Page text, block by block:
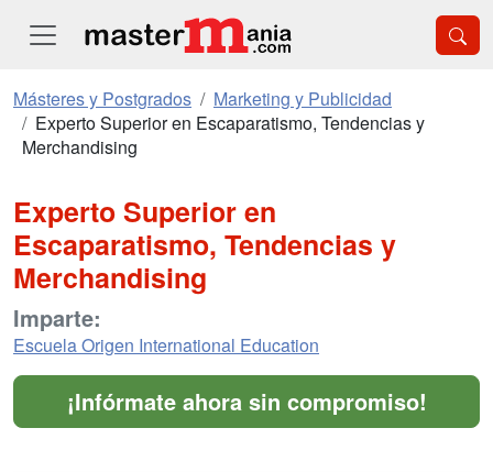
Másteres y Postgrados
Marketing y Publicidad
Experto Superior en Escaparatismo, Tendencias y
Merchandising
Experto Superior en
Escaparatismo, Tendencias y
Merchandising
Imparte:
Escuela Origen International Education
¡Infórmate ahora sin compromiso!